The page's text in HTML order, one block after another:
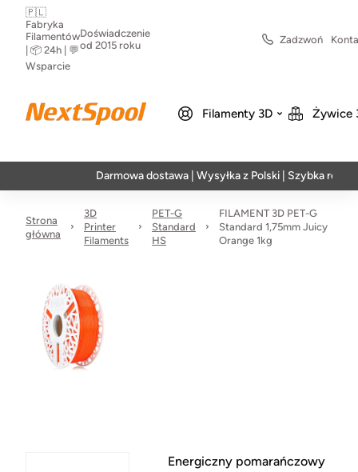
🇵🇱
Fabryka
Filamentów
| 📦 24h | 💬
Wsparcie
Doświadczenie
od 2015 roku
Zadzwoń
Filamenty 3D Żywice
Darmowa dostawa | Wysyłka z Polski | Szybka realizacja w
Strona
główna
3D
Printer
Filaments
PET-G
Standard
HS
FILAMENT 3D PET-G
Standard 1,75mm Juicy
Orange 1kg
Energiczny pomarańczowy